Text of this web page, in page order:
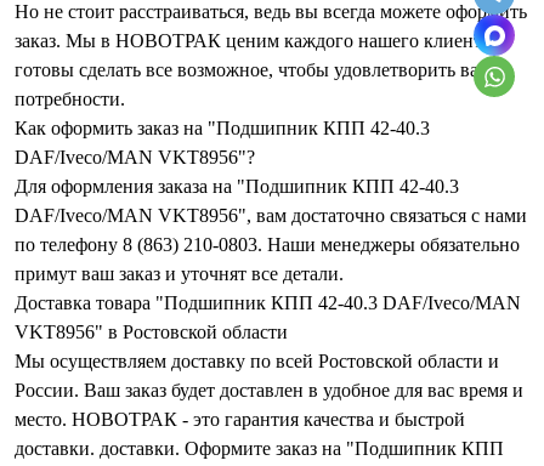
Но не стоит расстраиваться, ведь вы всегда можете оформить
заказ. Мы в НОВОТРАК ценим каждого нашего клиента и
готовы сделать все возможное, чтобы удовлетворить ваши
потребности.
Как оформить заказ на "Подшипник КПП 42-40.3
DAF/Iveco/MAN VKT8956"?
Для оформления заказа на "Подшипник КПП 42-40.3
DAF/Iveco/MAN VKT8956", вам достаточно связаться с нами
по телефону 8 (863) 210-0803. Наши менеджеры обязательно
примут ваш заказ и уточнят все детали.
Доставка товара "Подшипник КПП 42-40.3 DAF/Iveco/MAN
VKT8956" в Ростовской области
Мы осуществляем доставку по всей Ростовской области и
России. Ваш заказ будет доставлен в удобное для вас время и
место. НОВОТРАК - это гарантия качества и быстрой
доставки. доставки. Оформите заказ на "Подшипник КПП